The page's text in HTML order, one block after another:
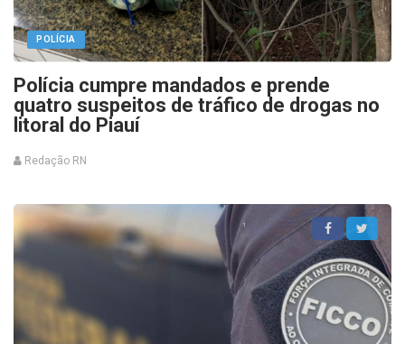
POLÍCIA
Polícia cumpre mandados e prende
quatro suspeitos de tráfico de drogas no
litoral do Piauí
Redação RN